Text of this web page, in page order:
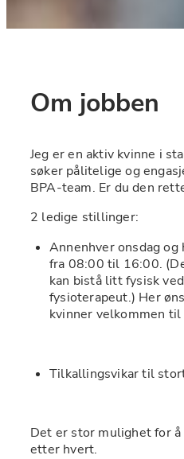
Om jobben
Jeg er en aktiv kvinne i
søker pålitelige og
BPA-team. Er du den
2 ledige stillinger:
Annenhver onsdag og
fra 08:00 til 16:00.
kan bistå litt fysisk
fysioterapeut.) Her
kvinner velkommen til
Tilkallingsvikar til
Det er stor mulighet for
etter hvert.